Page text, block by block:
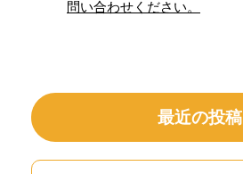
問い合わせください。
最近の投稿